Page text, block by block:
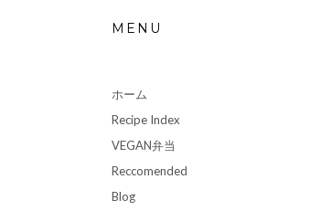
MENU
ホーム
Recipe Index
VEGAN弁当
Reccomended
Blog